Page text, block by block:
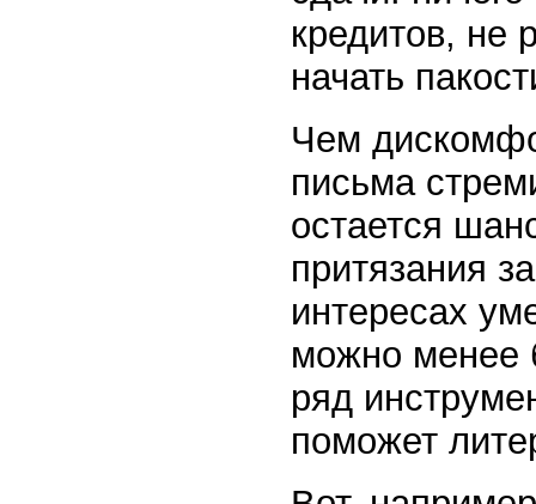
кредитов, не
начать
Чем
письма
остается
притязания
интересах
можно менее
ряд
поможет